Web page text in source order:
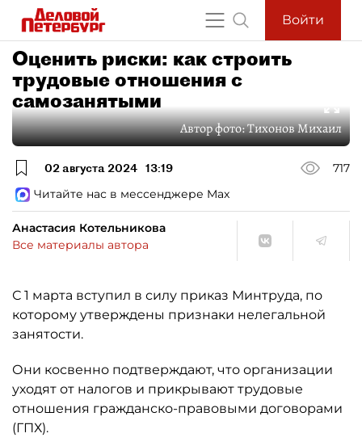
Войти
Оценить риски: как строить
трудовые отношения с
самозанятыми
Автор фото:Тихонов Михаил
02 августа 2024 13:19
717
Читайте нас в мессенджере Max
Анастасия Котельникова
Все материалы автора
С 1 марта вступил в силу приказ Минтруда, по
которому утверждены признаки нелегальной
занятости.
Они косвенно подтверждают, что организации
уходят от налогов и прикрывают трудовые
отношения гражданско-правовыми договорами
(ГПХ).